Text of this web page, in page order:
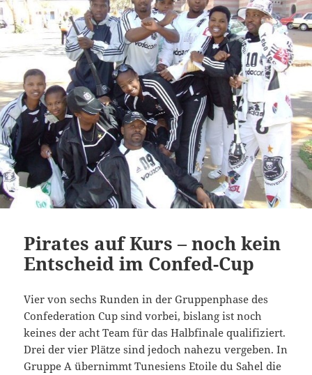
Pirates auf Kurs – noch kein
Entscheid im Confed-Cup
Vier von sechs Runden in der Gruppenphase des
Confederation Cup sind vorbei, bislang ist noch
keines der acht Team für das Halbfinale qualifiziert.
Drei der vier Plätze sind jedoch nahezu vergeben. In
Gruppe A übernimmt Tunesiens Etoile du Sahel die